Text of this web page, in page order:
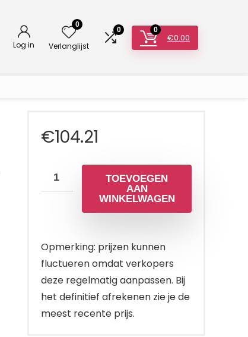
Log in
0
Verlanglijst
0 0
€0.00
€104.21
TOEVOEGEN
AAN
WINKELWAGEN
Opmerking: prijzen kunnen
fluctueren omdat verkopers
deze regelmatig aanpassen. Bij
het definitief afrekenen zie je de
meest recente prijs.